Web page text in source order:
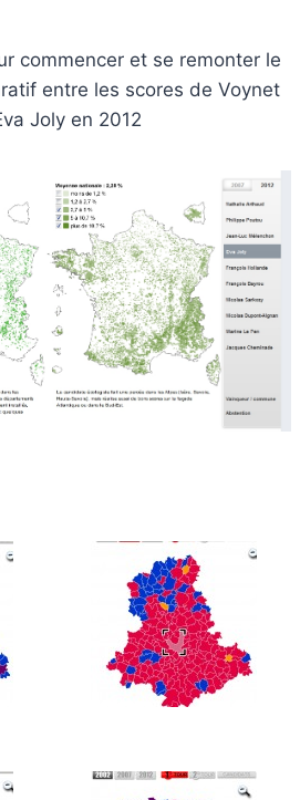
commencer et se remonter le
entre les scores de Voynet
Joly en 2012